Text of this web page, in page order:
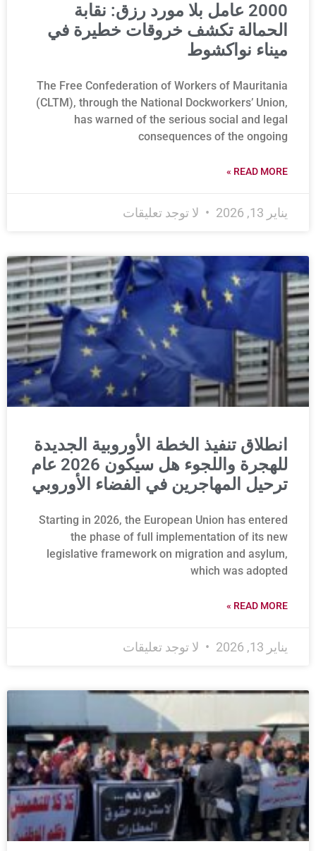
2000 عامل بلا مورد رزق: نقابة
الحمالة تكشف خروقات خطيرة في
ميناء نواكشوط
The Free Confederation of Workers of Mauritania
(CLTM), through the National Dockworkers’ Union,
has warned of the serious social and legal
consequences of the ongoing
READ MORE »
يناير 13, 2026 لا توجد تعليقات
انطلاق تنفيذ الخطة الأوروبية الجديدة
للهجرة واللجوء هل سيكون 2026 عام
ترحيل المهاجرين في الفضاء الأوروبي
Starting in 2026, the European Union has entered
the phase of full implementation of its new
legislative framework on migration and asylum,
which was adopted
READ MORE »
يناير 13, 2026 لا توجد تعليقات